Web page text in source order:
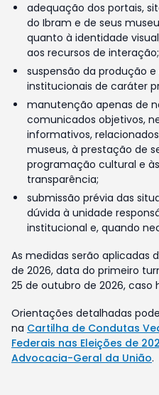
adequação dos portais,
do Ibram e de seus
quanto à identidade
aos recursos de interação;
suspensão da produção
institucionais de caráter
manutenção apenas de
comunicados objetivos,
informativos,
museus, à prestação de
programação cultural e
transparência;
submissão prévia das
dúvida à unidade
institucional e, quando
As medidas serão aplicadas
de 2026, data do primeiro
25 de outubro de 2026, caso
Orientações detalhadas
na Cartilha de Condutas
Federais nas Eleições de
Advocacia-Geral da União.